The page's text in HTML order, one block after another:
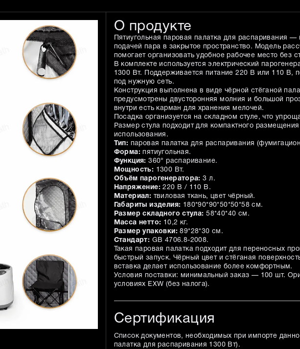
О продукте
Пятиугольная паровая палатка для распаривания
подачей пара в закрытое пространство. Модель
помогает организовать удобное рабочее место без
В комплекте используется электрический
1300 Вт. Поддерживается питание 220 В или 110 В,
под нужную сеть.
Конструкция выполнена в виде чёрной стёганой
предусмотрены двусторонняя молния и большой
внутри есть карман для хранения мелочей.
Посадка организуется на складном стуле, что
Размер стула подходит для компактного
использования.
Тип: паровая палатка для распаривания
Форма: пятиугольная.
Функция: 360° распаривание.
Мощность: 1300 Вт.
Объём парогенератора: 3 л.
Напряжение: 220 В / 110 В.
Материал: твиловая ткань, цвет чёрный.
Габариты изделия: 180*90*90*50*50*58 см.
Размер складного стула: 58*40*40 см.
Масса нетто: 10,2 кг.
Размер упаковки: 89*28*30 см.
Стандарт: GB 4706.8-2008.
Такая паровая палатка подходит для переносных
быстрый запуск. Чёрный цвет и стёганая
вставка делает использование более комфортным.
Условия поставки: минимальный заказ — 100 шт.
условиях EXW (без налога).
Сертификация
Список документов, необходимых при импорте
палатка для распаривания 1300 Вт).